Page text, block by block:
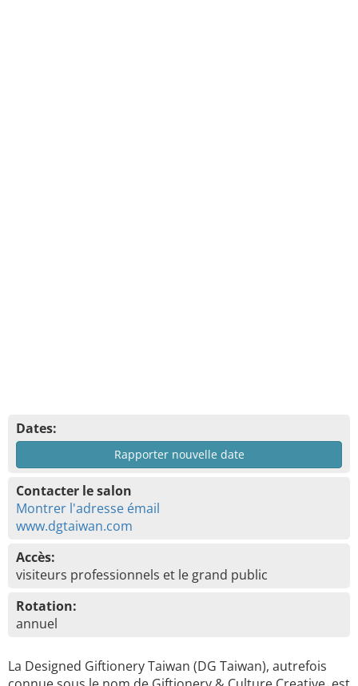
Dates:
Rapporter nouvelle date
Contacter le salon
Montrer l'adresse émail
www.dgtaiwan.com
Accès:
visiteurs professionnels et le grand public
Rotation:
annuel
La Designed Giftionery Taiwan (DG Taiwan), autrefois